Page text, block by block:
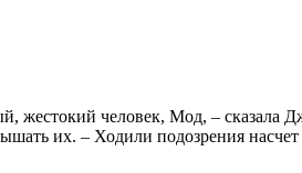
жестокий человек, Мод, – сказала
их. – Ходили подозрения насчет